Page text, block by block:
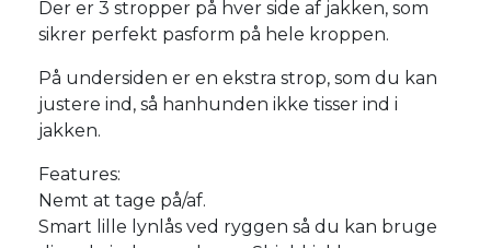
Der er 3 stropper på hver side af jakken, som
sikrer perfekt pasform på hele kroppen.
På undersiden er en ekstra strop, som du kan
justere ind, så hanhunden ikke tisser ind i
jakken.
Features:
Nemt at tage på/af.
Smart lille lynlås ved ryggen så du kan bruge